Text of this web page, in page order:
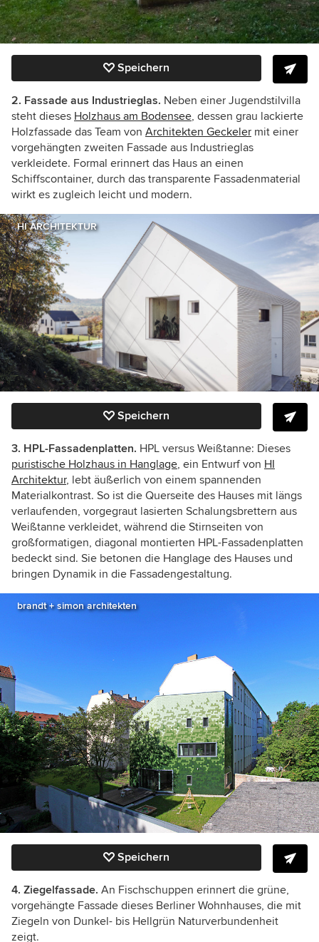
Speichern
2. Fassade aus Industrieglas. Neben einer Jugendstilvilla
steht dieses Holzhaus am Bodensee, dessen grau lackierte
Holzfassade das Team von Architekten Geckeler mit einer
vorgehängten zweiten Fassade aus Industrieglas
verkleidete. Formal erinnert das Haus an einen
Schiffscontainer, durch das transparente Fassadenmaterial
wirkt es zugleich leicht und modern.
HI ARCHITEKTUR
Speichern
3. HPL-Fassadenplatten. HPL versus Weißtanne: Dieses
puristische Holzhaus in Hanglage, ein Entwurf von HI
Architektur, lebt äußerlich von einem spannenden
Materialkontrast. So ist die Querseite des Hauses mit längs
verlaufenden, vorgegraut lasierten Schalungsbrettern aus
Weißtanne verkleidet, während die Stirnseiten von
großformatigen, diagonal montierten HPL-Fassadenplatten
bedeckt sind. Sie betonen die Hanglage des Hauses und
bringen Dynamik in die Fassadengestaltung.
brandt + simon architekten
Speichern
4. Ziegelfassade. An Fischschuppen erinnert die grüne,
vorgehängte Fassade dieses Berliner Wohnhauses, die mit
Ziegeln von Dunkel- bis Hellgrün Naturverbundenheit
zeigt.